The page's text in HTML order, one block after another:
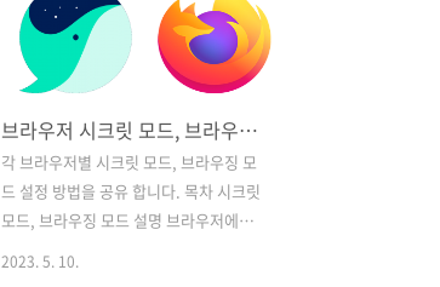
DAA(1.0), DEB, EGG, GZ, IMG, ISO,
ISZ, LHA, LZ, LZH, LZMA, PMA, RAR,
RAR5, SFX(EXE), TAR, TBZ/TBZ2,
TGZ, TLZ, TXZ, UDF, WIM, XPI, XZ, Z,
ZIP, ZIPX, ZP..
브라우저 시크릿 모드, 브라우징 모드 설정 방법
각 브라우저별 시크릿 모드, 브라우징 모
드 설정 방법을 공유 합니다. 목차 시크릿
모드, 브라우징 모드 설명 브라우저에서
2023. 5. 10.